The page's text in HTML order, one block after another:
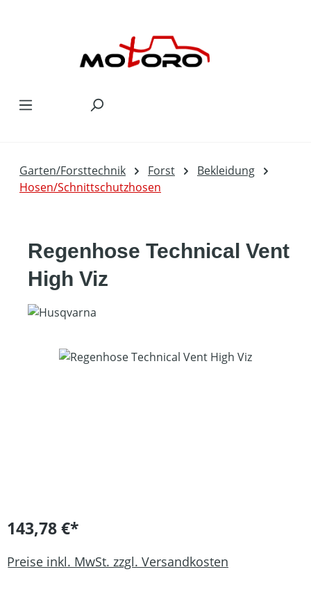
Garten/Forsttechnik Forst
Bekleidung
Hosen/Schnittschutzhosen
Regenhose Technical Vent
High Viz
Bildergalerie überspringen
143,78 €*
Preise inkl. MwSt. zzgl. Versandkosten